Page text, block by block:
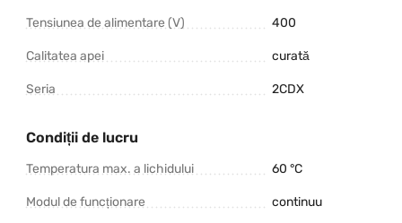
Tensiunea de alimentare (V) 400
Calitatea apei curată
Seria 2CDX
Condiții de lucru
Temperatura max. a lichidului 60 °C
Modul de funcționare continuu